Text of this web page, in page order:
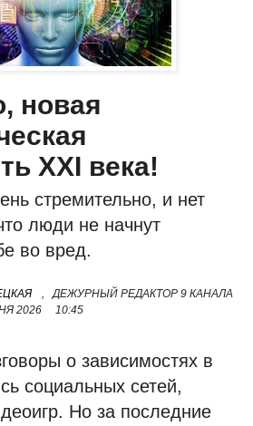
новая
XXI века!
стремительно, и нет
люди не начнут
во вред.
, ДЕЖУРНЫЙ РЕДАКТОР 9 КАНАЛА
2026 10:45
о зависимостях в
социальных сетей,
Но за последние